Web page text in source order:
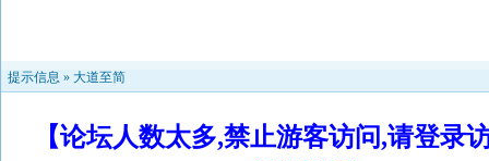
提示信息 » 大道至简
【论坛人数太多,禁止游客访问,请登